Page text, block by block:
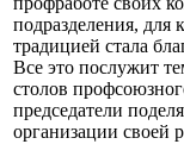
подразделения, для
традицией стала
Все это послужит
столов
председатели
организации своей